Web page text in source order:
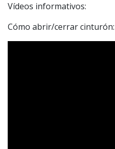
Vídeos informativos:
Cómo abrir/cerrar cinturón: